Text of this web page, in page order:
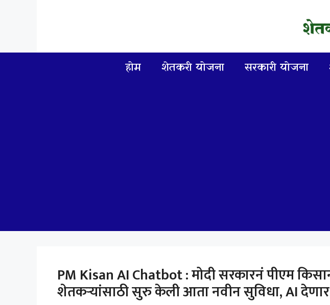
होम शेतकरी योजना सरकारी योजना
PM Kisan AI Chatbot : मोदी सरकारनं पीएम
शेतकऱ्यांसाठी सुरु केली आता नवीन सुविधा, AI देणार